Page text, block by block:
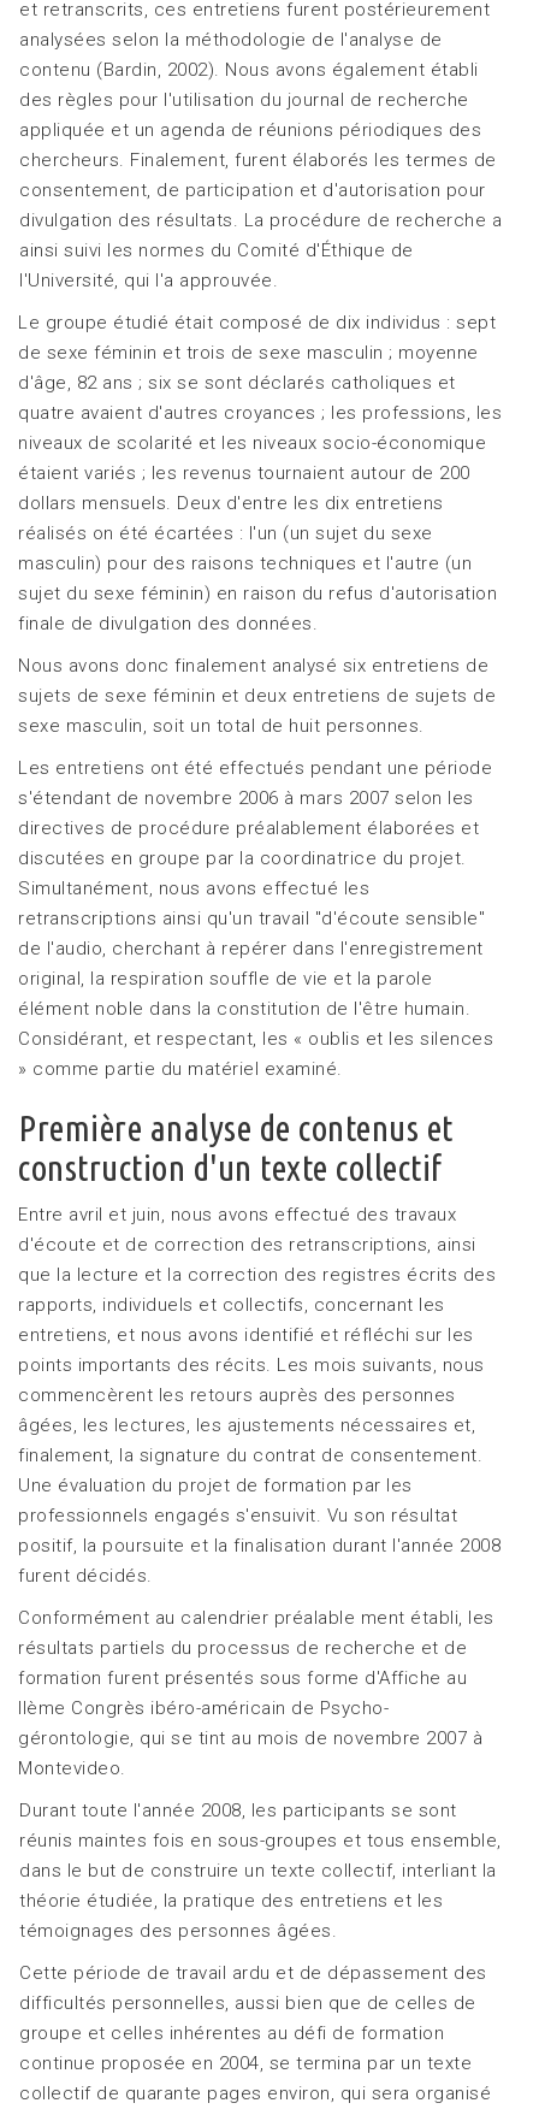
et retranscrits, ces entretiens furent postérieurement
analysées selon la méthodologie de l'analyse de
contenu (Bardin, 2002). Nous avons également établi
des règles pour l'utilisation du journal de recherche
appliquée et un agenda de réunions périodiques des
chercheurs. Finalement, furent élaborés les termes de
consentement, de participation et d'autorisation pour
divulgation des résultats. La procédure de recherche a
ainsi suivi les normes du Comité d'Éthique de
l'Université, qui l'a approuvée.
Le groupe étudié était composé de dix individus : sept
de sexe féminin et trois de sexe masculin ; moyenne
d'âge, 82 ans ; six se sont déclarés catholiques et
quatre avaient d'autres croyances ; les professions, les
niveaux de scolarité et les niveaux socio-économique
étaient variés ; les revenus tournaient autour de 200
dollars mensuels. Deux d'entre les dix entretiens
réalisés on été écartées : l'un (un sujet du sexe
masculin) pour des raisons techniques et l'autre (un
sujet du sexe féminin) en raison du refus d'autorisation
finale de divulgation des données.
Nous avons donc finalement analysé six entretiens de
sujets de sexe féminin et deux entretiens de sujets de
sexe masculin, soit un total de huit personnes.
Les entretiens ont été effectués pendant une période
s'étendant de novembre 2006 à mars 2007 selon les
directives de procédure préalablement élaborées et
discutées en groupe par la coordinatrice du projet.
Simultanément, nous avons effectué les
retranscriptions ainsi qu'un travail "d'écoute sensible"
de l'audio, cherchant à repérer dans l'enregistrement
original, la respiration souffle de vie et la parole
élément noble dans la constitution de l'être humain.
Considérant, et respectant, les « oublis et les silences
» comme partie du matériel examiné.
Première analyse de contenus et
construction d'un texte collectif
Entre avril et juin, nous avons effectué des travaux
d'écoute et de correction des retranscriptions, ainsi
que la lecture et la correction des registres écrits des
rapports, individuels et collectifs, concernant les
entretiens, et nous avons identifié et réfléchi sur les
points importants des récits. Les mois suivants, nous
commencèrent les retours auprès des personnes
âgées, les lectures, les ajustements nécessaires et,
finalement, la signature du contrat de consentement.
Une évaluation du projet de formation par les
professionnels engagés s'ensuivit. Vu son résultat
positif, la poursuite et la finalisation durant l'année 2008
furent décidés.
Conformément au calendrier préalable ment établi, les
résultats partiels du processus de recherche et de
formation furent présentés sous forme d'Affiche au
IIème Congrès ibéro-américain de Psycho-
gérontologie, qui se tint au mois de novembre 2007 à
Montevideo.
Durant toute l'année 2008, les participants se sont
réunis maintes fois en sous-groupes et tous ensemble,
dans le but de construire un texte collectif, interliant la
théorie étudiée, la pratique des entretiens et les
témoignages des personnes âgées.
Cette période de travail ardu et de dépassement des
difficultés personnelles, aussi bien que de celles de
groupe et celles inhérentes au défi de formation
continue proposée en 2004, se termina par un texte
collectif de quarante pages environ, qui sera organisé